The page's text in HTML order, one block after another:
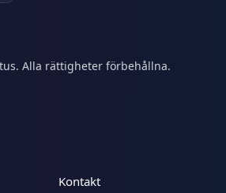
Alla rättigheter förbehållna.
Kontakt